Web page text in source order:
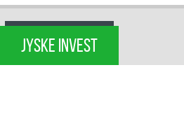
JYSKE INVEST